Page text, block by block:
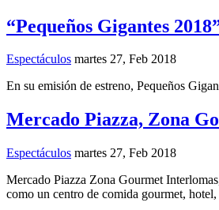
“Pequeños Gigantes
Espectáculos martes 27, Feb 2018
En su emisión de estreno, Pequeños
Mercado Piazza, Zona
Espectáculos martes 27, Feb 2018
Mercado Piazza Zona Gourmet
como un centro de comida gourmet,